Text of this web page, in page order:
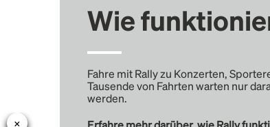
Wie
Fahre mit Rally zu Konzerten,
Tausende von Fahrten warten nur
werden.